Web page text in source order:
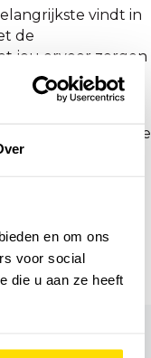
en om ons
voor social
die u aan ze heeft
vindt in
de
jou ervoor zorgen
is zo mooi om te
begeleid die na
kon werken,